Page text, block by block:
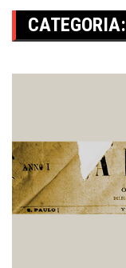
CATEGORIA: